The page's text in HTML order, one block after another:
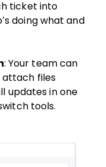
ticket into
doing what and
: Your team can
attach files
updates in one
tools.